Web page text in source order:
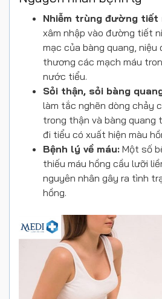
Nhiễm trùng đường tiết
xâm nhập vào đường tiết
mạc của bàng quang, niệu
thương các mạch máu
nước tiểu.
Sỏi thận, sỏi bàng
làm tắc nghẽn dòng chảy
trong thận và bàng quang
đi tiểu có xuất hiện màu
Bệnh lý về máu: Một số
thiếu máu hồng cầu lưỡi
nguyên nhân gây ra tình
hồng.